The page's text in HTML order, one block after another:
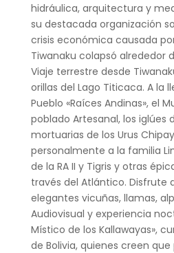
hidráulica, arquitectura y
su destacada organización
crisis económica causada
Tiwanaku colapsó alrededor
Viaje terrestre desde
orillas del Lago Titicaca. A la
Pueblo «Raíces Andinas», el
poblado Artesanal, los iglúes
mortuarias de los Urus
personalmente a la familia
de la RA II y Tigris y otras
través del Atlántico. Disfrute
elegantes vicuñas, llamas,
Audiovisual y experiencia
Místico de los Kallawayas»,
de Bolivia, quienes creen